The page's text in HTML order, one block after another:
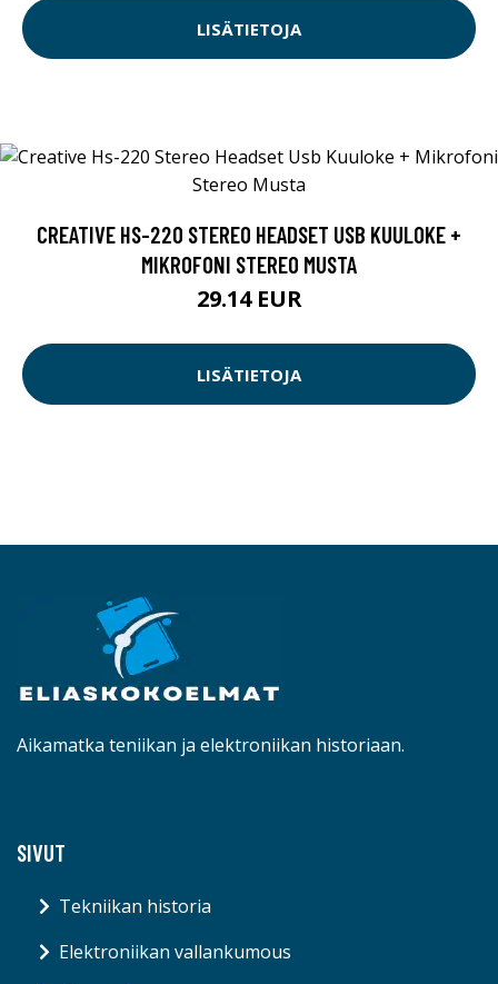
LISÄTIETOJA
CREATIVE HS-220 STEREO HEADSET USB KUULOKE +
MIKROFONI STEREO MUSTA
29.14 EUR
LISÄTIETOJA
Aikamatka teniikan ja elektroniikan historiaan.
SIVUT
Tekniikan historia
Elektroniikan vallankumous